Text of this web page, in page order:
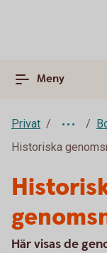
Meny
Privat
Historiska
Här visas de